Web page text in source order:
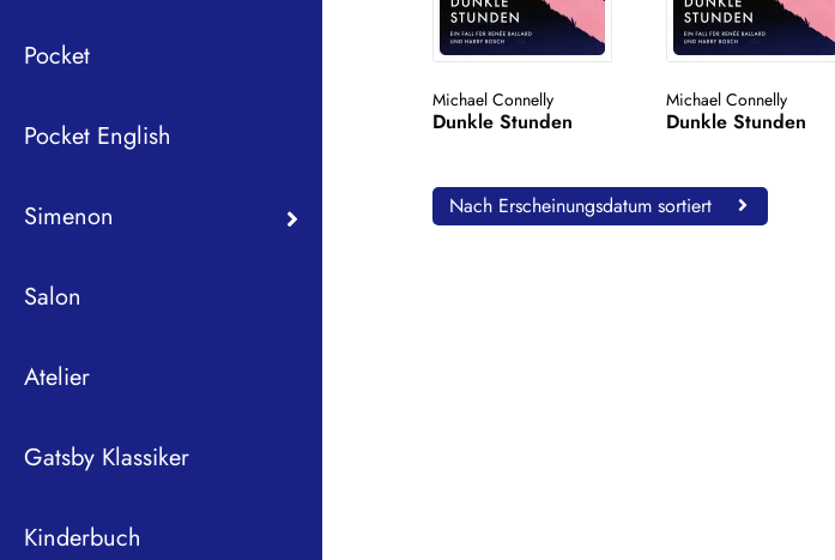
Pocket
Pocket English
Simenon
Salon
Atelier
Gatsby Klassiker
Kinderbuch
Michael Connelly
Dunkle Stunden
Michael Connelly
Dunkle Stunden
Nach Erscheinungsdatum sortiert